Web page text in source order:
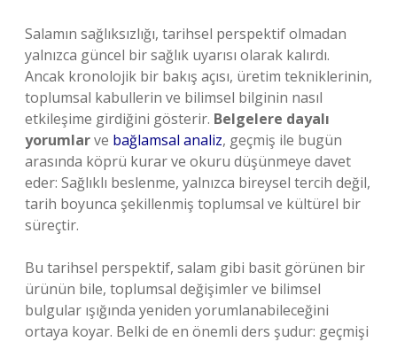
Salamın sağlıksızlığı, tarihsel perspektif olmadan
yalnızca güncel bir sağlık uyarısı olarak kalırdı.
Ancak kronolojik bir bakış açısı, üretim tekniklerinin,
toplumsal kabullerin ve bilimsel bilginin nasıl
etkileşime girdiğini gösterir. Belgelere dayalı
yorumlarve bağlamsal analiz, geçmiş ile bugün
arasında köprü kurar ve okuru düşünmeye davet
eder: Sağlıklı beslenme, yalnızca bireysel tercih değil,
tarih boyunca şekillenmiş toplumsal ve kültürel bir
süreçtir.
Bu tarihsel perspektif, salam gibi basit görünen bir
ürünün bile, toplumsal değişimler ve bilimsel
bulgular ışığında yeniden yorumlanabileceğini
ortaya koyar. Belki de en önemli ders şudur: geçmişi